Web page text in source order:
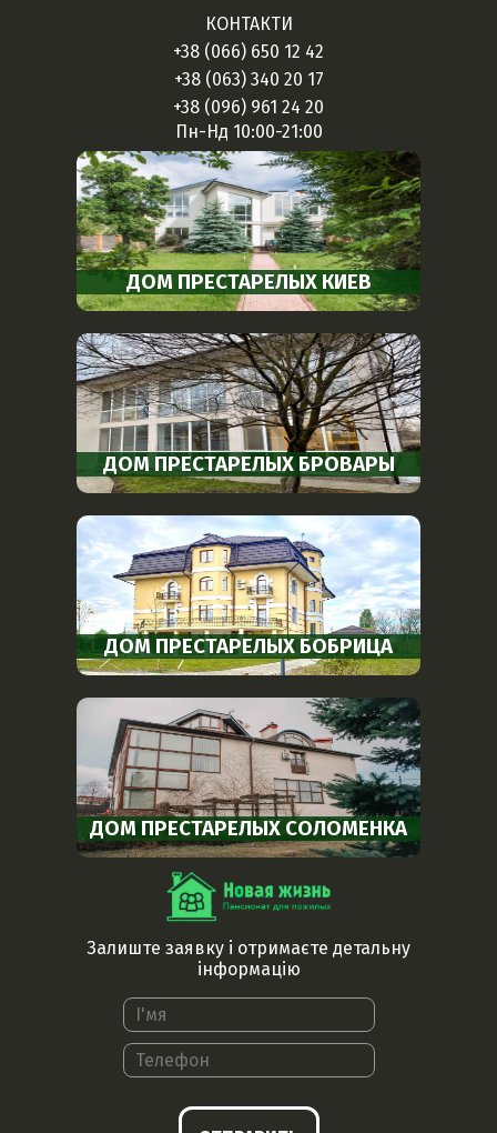
КОНТАКТИ
+38 (066) 650 12 42
+38 (063) 340 20 17
+38 (096) 961 24 20
Пн-Нд 10:00-21:00
ДОМ ПРЕСТАРЕЛЫХ КИЕВ
ДОМ ПРЕСТАРЕЛЫХ БРОВАРЫ
ДОМ ПРЕСТАРЕЛЫХ БОБРИЦА
ДОМ ПРЕСТАРЕЛЫХ СОЛОМЕНКА
Залиште заявку і отримаєте детальну
інформацію